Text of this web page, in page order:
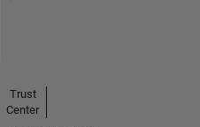
Trust
Center